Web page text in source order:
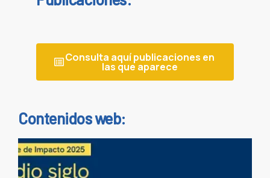
Consulta aquí publicaciones en
las que aparece
Contenidos web: